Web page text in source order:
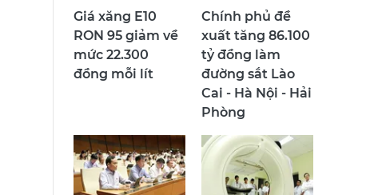
Giá xăng E10
RON 95 giảm về
mức 22.300
đồng mỗi lít
Chính phủ đề
xuất tăng 86.100
tỷ đồng làm
đường sắt Lào
Cai - Hà Nội - Hải
Phòng